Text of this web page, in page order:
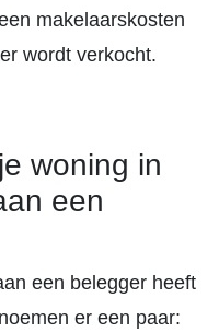
makelaarskosten
wordt verkocht.
woning in
een
een belegger heeft
er een paar: